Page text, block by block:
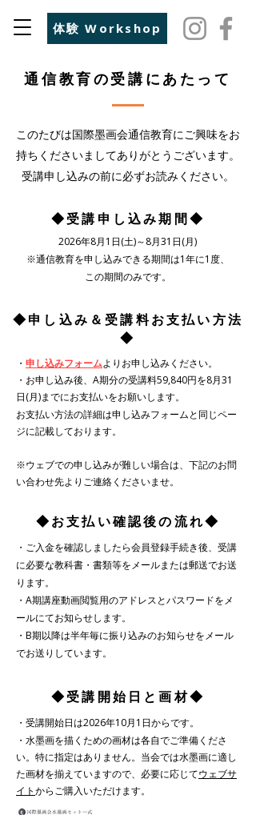
体験 Workshop
​通信教育の受講にあたって
このたびは国際墨画会通信教育にご興味をお
持ちくださいましてありがとうございます。
受講申し込みの前に必ずお読みください。
◆​受講申し込み期間◆
​2026年8月1日(土)～8月31日(月)
​※通信教育を申し込みできる期間は1年に1度、
この期間のみです。
​◆申し込み＆受講料お支払い方法
◆
​​・ 申し込みフォームよりお申し込みください。​
​・お申し込み後、 A期分の受講料59,840円を8月31
日(月)までにお支払いをお願いします。
​お支払い方法の詳細は申し込みフォームと同じペー
ジに記載しております。
※ウェブでの申し込みが難しい場合は、下記のお問
い合わせ先よりご連絡くださいませ。
​◆お支払い確認後の流れ◆
・ご入金を確認しましたら会員登録手続き後、受講
に必要な教科書・書類等をメールまたは郵送でお送
ります。
​・A期講座動画閲覧用のアドレスとパスワードをメ
ールにてお知らせします。
​・B期以降は半年毎に振り込みのお知らせをメール
でお送りしています。
​◆受講開始日と画材◆
・受講開始日は2026年10月1日からです。
・水墨画を描くための画材は各自でご準備くださ
い。特に指定はありません。当会では水墨画に適し
た画材を揃えていますので、必要に応じてウェブサ
イトからご購入いただけます。